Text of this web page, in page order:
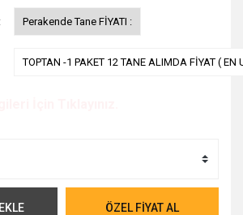
Perakende Tane FİYATI :
TOPTAN -1 PAKET 12 TANE ALIMDA FİYAT ( EN
ÖZEL FİYAT AL